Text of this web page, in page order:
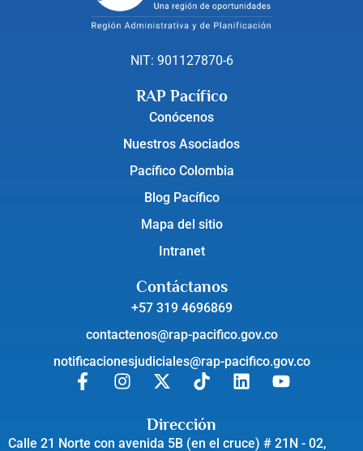
NIT: 901127870-6
RAP Pacífico
Conócenos
Nuestros Asociados
Pacífico Colombia
Blog Pacífico
Mapa del sitio
Intranet
Contáctanos
+57 319 4696869
contactenos@rap-pacifico.gov.co
notificacionesjudiciales@rap-pacifico.gov.co
Dirección
Calle 21 Norte con avenida 5B (en el cruce) # 21N - 02,